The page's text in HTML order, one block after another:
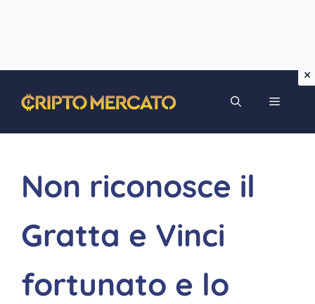
contenuto
MENU
Non riconosce il
Gratta e Vinci
fortunato e lo